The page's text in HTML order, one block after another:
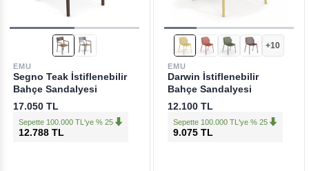
EMU
Segno Teak İstiflenebilir
Bahçe Sandalyesi
17.050 TL
Sepette 100.000 TL'ye % 25
12.788 TL
+10
EMU
Darwin İstiflenebilir
Bahçe Sandalyesi
12.100 TL
Sepette 100.000 TL'ye % 25
9.075 TL